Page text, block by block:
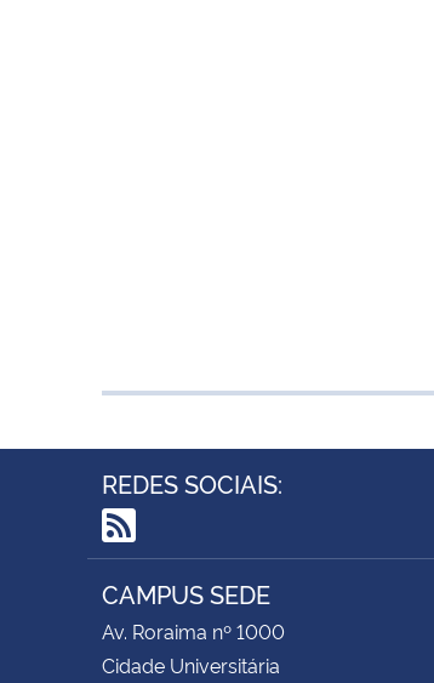
REDES SOCIAIS:
RSS
CAMPUS SEDE
Av. Roraima nº 1000
Cidade Universitária